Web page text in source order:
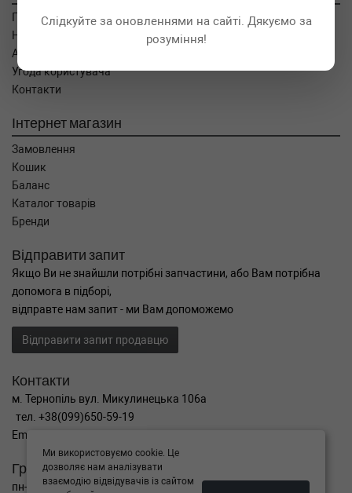
Слідкуйте за оновленнями на сайті. Дякуємо за
розуміння!
Про компанію
Новини
Автоблог
Угода користувача
Контакти
Інтернет магазин
Замовлення
Кошик
Баланс
Каталог товарів
Бренди
Відправити запит
Якщо Ви не знайшли потрібні запчастини, або Вам потрібна
допомога в підборі,
відправте нам запит - ми Вам допоможемо
Відправити запит продавцю
Контакти
м. Тернопіль вул. Микулинецька 106а
тел. +38(099)650-59-19
Email. autokitparts@yahoo.com
Графік роботи
пн-пт з 9:00 до 17:00, сб - вихідний, нд - вихідний
Ми використовуємо cookie. Це
дозволяє нам аналізувати
взаємодію відвідувачів із сайтом